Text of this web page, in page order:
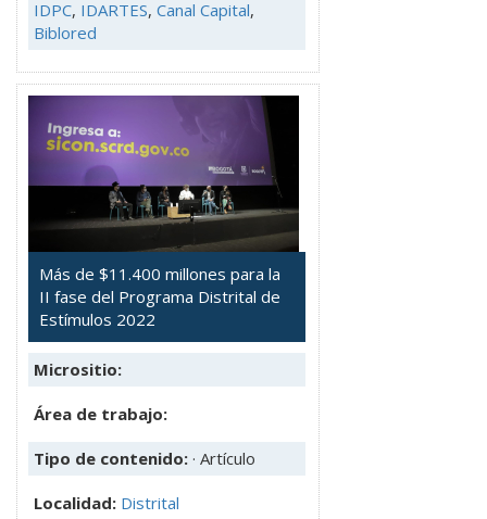
IDPC, IDARTES, Canal Capital,
Biblored
Más de $11.400 millones para la
II fase del Programa Distrital de
Estímulos 2022
Micrositio:
Área de trabajo:
Tipo de contenido: · Artículo
Localidad: Distrital